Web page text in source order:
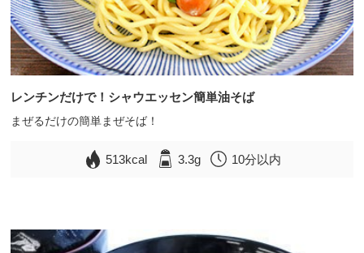
レンチンだけで！シャウエッセン簡単油そば
まぜるだけの簡単まぜそば！
513kcal 3.3g 10分以内